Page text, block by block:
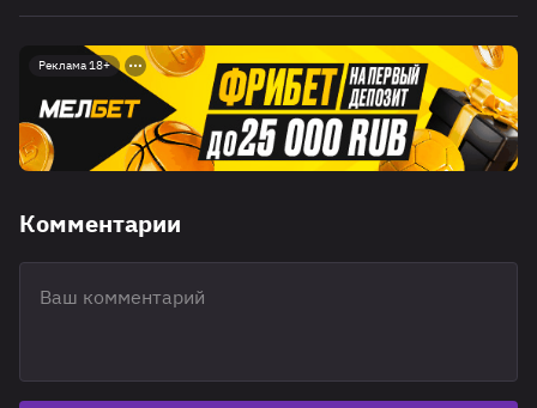
Реклама 18+
Комментарии